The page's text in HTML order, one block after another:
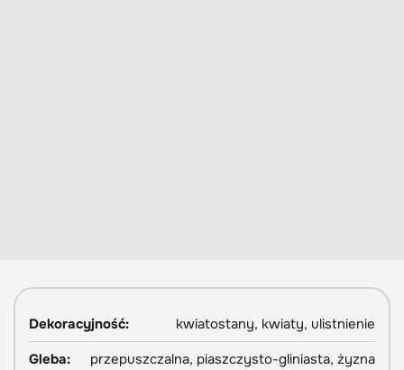
Dekoracyjność:
kwiatostany, kwiaty, ulistnienie
Gleba:
przepuszczalna, piaszczysto-gliniasta, żyzna